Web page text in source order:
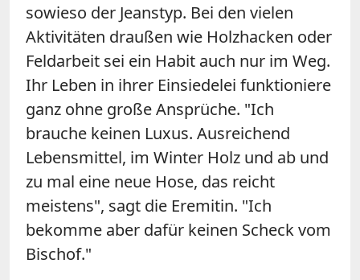
sowieso der Jeanstyp. Bei den vielen
Aktivitäten draußen wie Holzhacken oder
Feldarbeit sei ein Habit auch nur im Weg.
Ihr Leben in ihrer Einsiedelei funktioniere
ganz ohne große Ansprüche. "Ich
brauche keinen Luxus. Ausreichend
Lebensmittel, im Winter Holz und ab und
zu mal eine neue Hose, das reicht
meistens", sagt die Eremitin. "Ich
bekomme aber dafür keinen Scheck vom
Bischof."